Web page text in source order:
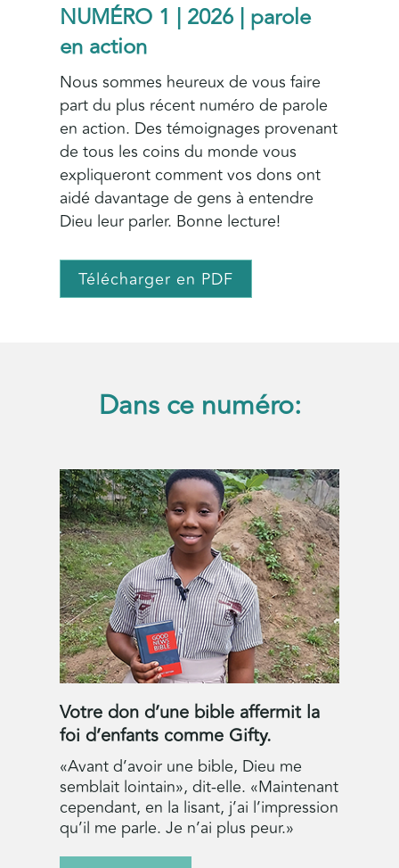
NUMÉRO 1 | 2026 | parole
en action
Nous sommes heureux de vous faire
part du plus récent numéro de parole
en action. Des témoignages provenant
de tous les coins du monde vous
expliqueront comment vos dons ont
aidé davantage de gens à entendre
Dieu leur parler. Bonne lecture!
Télécharger en PDF
Dans ce numéro:
Votre don d’une bible affermit la
foi d’enfants comme Gifty.
«Avant d’avoir une bible, Dieu me
semblait lointain», dit-elle. «Maintenant
cependant, en la lisant, j’ai l’impression
qu’il me parle. Je n’ai plus peur.»